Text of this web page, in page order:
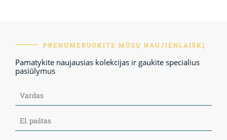
PRENUMERUOKITE MŪSŲ NAUJIENLAIŠKĮ
Pamatykite naujausias kolekcijas ir gaukite specialius
pasiūlymus